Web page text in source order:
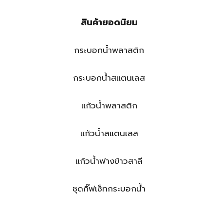
สินค้ายอดนิยม
กระบอกน้ำพลาสติก
กระบอกน้ำสแตนเลส
แก้วน้ำพลาสติก
แก้วน้ำสแตนเลส
แก้วน้ำฟางข้าวสาลี
ชุดกิ๊ฟเซ็ทกระบอกน้ำ